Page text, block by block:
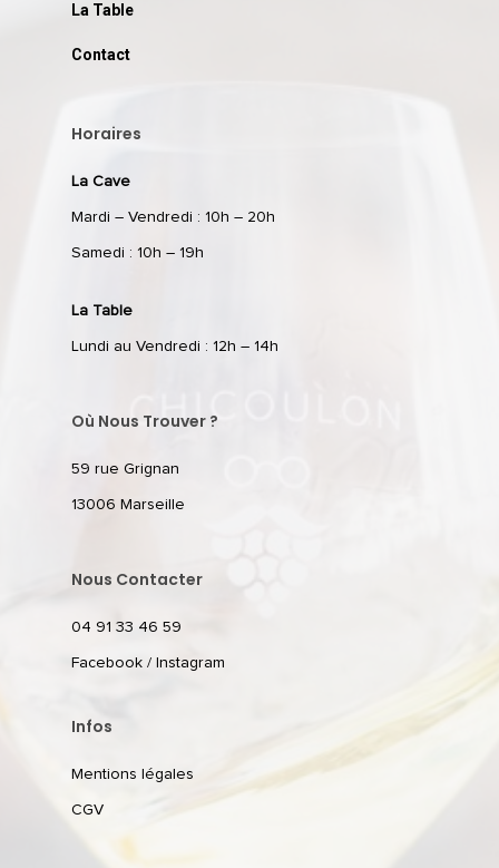
La Table
Contact
Horaires
La Cave
Mardi – Vendredi : 10h – 20h
Samedi : 10h – 19h
La Table
Lundi au Vendredi : 12h – 14h
Où Nous Trouver ?
59 rue Grignan
13006 Marseille
Nous Contacter
04 91 33 46 59
Facebook / Instagram
Infos
Mentions légales
CGV